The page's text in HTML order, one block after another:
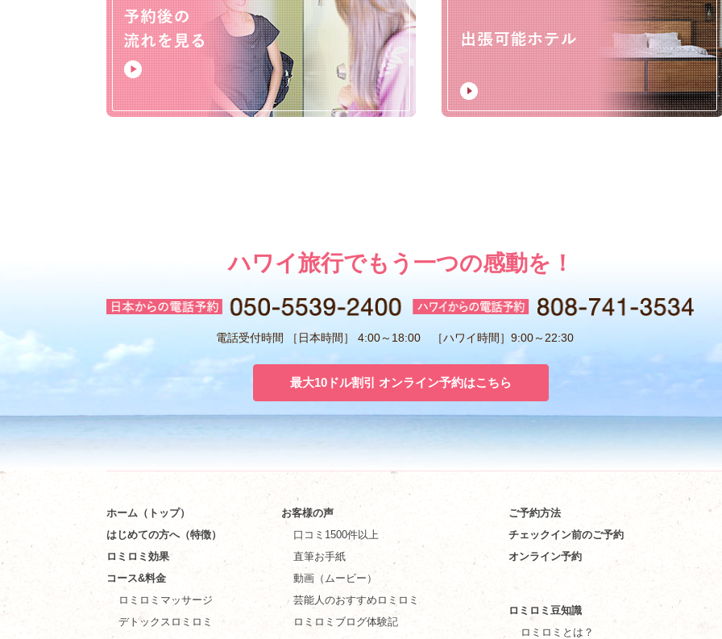
ハワイ旅行でもう一つの感動を！
電話受付時間 ［日本時間］ 4:00～18:00 ［ハワイ時間］9:00～22:30
最大10ドル割引 オンライン予約はこちら
ホーム（トップ）
はじめての方へ（特徴）
ロミロミ効果
コース&料金
ロミロミマッサージ
デトックスロミロミ
お客様の声
口コミ1500件以上
直筆お手紙
動画（ムービー）
芸能人のおすすめロミロミ
ロミロミブログ体験記
ご予約方法
チェックイン前のご予約
オンライン予約
ロミロミ豆知識
ロミロミとは？